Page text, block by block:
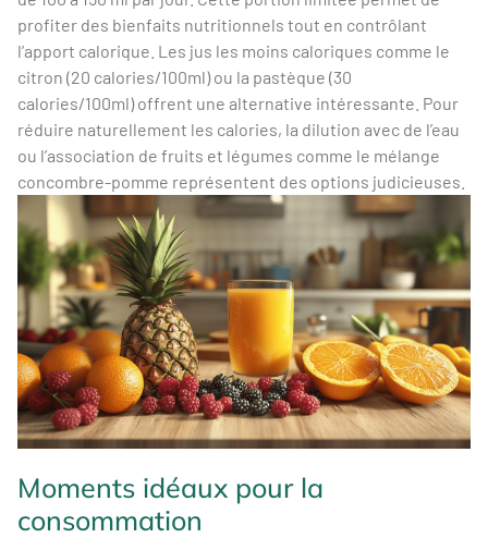
profiter des bienfaits nutritionnels tout en contrôlant
l’apport calorique. Les jus les moins caloriques comme le
citron (20 calories/100ml) ou la pastèque (30
calories/100ml) offrent une alternative intéressante. Pour
réduire naturellement les calories, la dilution avec de l’eau
ou l’association de fruits et légumes comme le mélange
concombre-pomme représentent des options judicieuses.
Moments idéaux pour la
consommation